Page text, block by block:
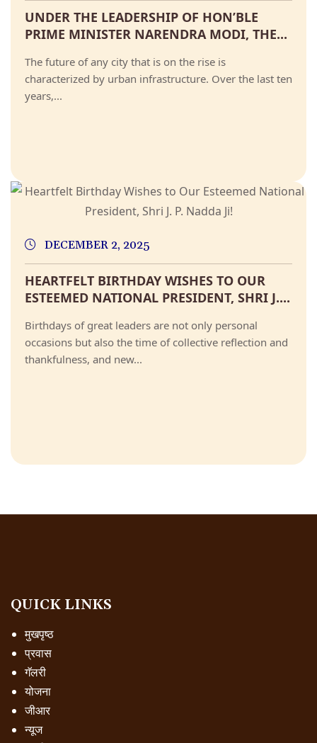
UNDER THE LEADERSHIP OF HON’BLE
PRIME MINISTER NARENDRA MODI, THE...
The future of any city that is on the rise is
characterized by urban infrastructure. Over the last ten
years,...
DECEMBER 2, 2025
HEARTFELT BIRTHDAY WISHES TO OUR
ESTEEMED NATIONAL PRESIDENT, SHRI J....
Birthdays of great leaders are not only personal
occasions but also the time of collective reflection and
thankfulness, and new...
QUICK LINKS
मुखपृष्ठ
प्रवास
गॅलरी
योजना
जीआर
न्यूज